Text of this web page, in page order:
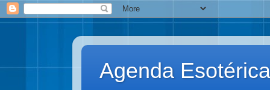
Agenda Esotérica